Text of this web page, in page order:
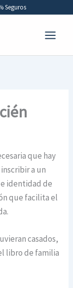
Seguros
que hay
a un
identidad de
que facilita el
casados,
libro de familia